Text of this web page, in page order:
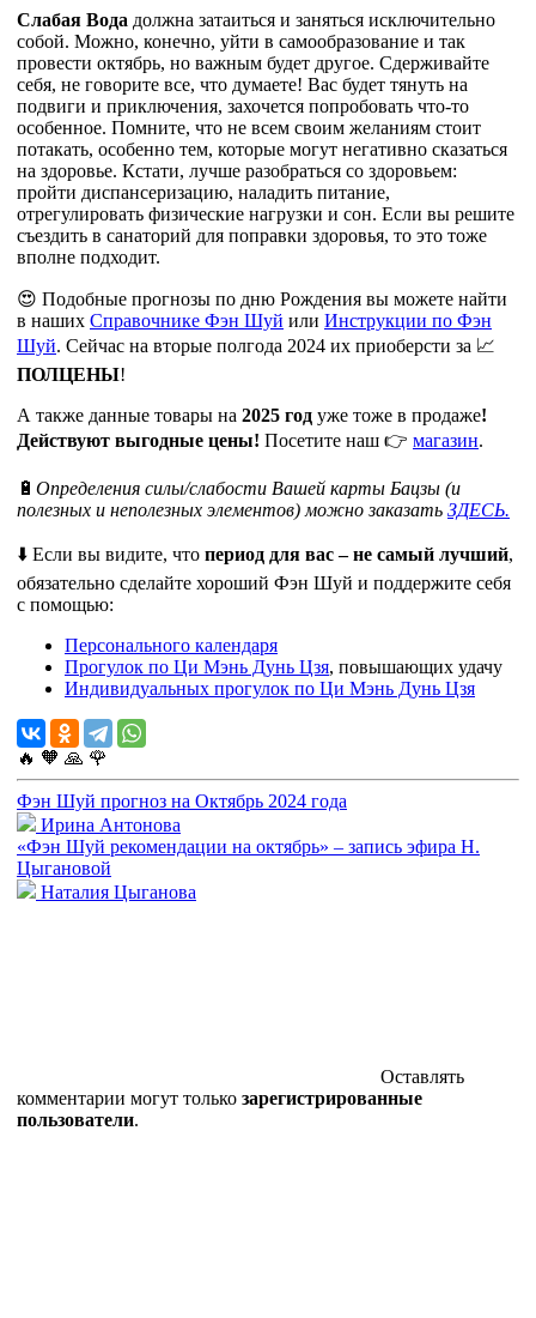
Слабая Вода должна затаиться и заняться исключительно
собой. Можно, конечно, уйти в самообразование и так
провести октябрь, но важным будет другое. Сдерживайте
себя, не говорите все, что думаете! Вас будет тянуть на
подвиги и приключения, захочется попробовать что-то
особенное. Помните, что не всем своим желаниям стоит
потакать, особенно тем, которые могут негативно сказаться
на здоровье. Кстати, лучше разобраться со здоровьем:
пройти диспансеризацию, наладить питание,
отрегулировать физические нагрузки и сон. Если вы решите
съездить в санаторий для поправки здоровья, то это тоже
вполне подходит.
😍 Подобные прогнозы по дню Рождения вы можете найти
в наших Справочнике Фэн Шуй или Инструкции по Фэн
Шуй. Сейчас на вторые полгода 2024 их приоберсти за 📈
ПОЛЦЕНЫ!
А также данные товары на 2025 год уже тоже в продаже!
Действуют выгодные цены! Посетите наш 👉 магазин.
🔋 Определения силы/слабости Вашей карты Бацзы (и
полезных и неполезных элементов) можно заказать ЗДЕСЬ.
⬇️ Если вы видите, что период для вас – не самый лучший,
обязательно сделайте хороший Фэн Шуй и поддержите себя
с помощью:
Персонального календаря
Прогулок по Ци Мэнь Дунь Цзя, повышающих удачу
Индивидуальных прогулок по Ци Мэнь Дунь Цзя
🔥 🧡 🙏 🌹
Фэн Шуй прогноз на Октябрь 2024 года
Ирина Антонова
«Фэн Шуй рекомендации на октябрь» – запись эфира Н.
Цыгановой
Наталия Цыганова
Оставлять
комментарии могут только зарегистрированные
пользователи.